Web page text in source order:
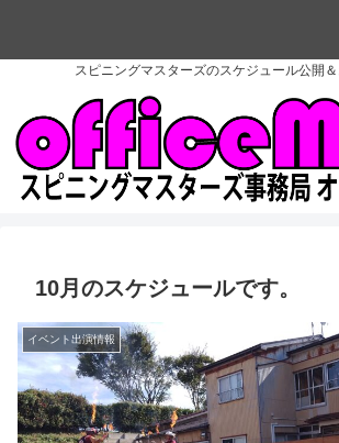
スピニングマスターズのスケジュール公開
10月のスケジュールです。
イベント出演情報